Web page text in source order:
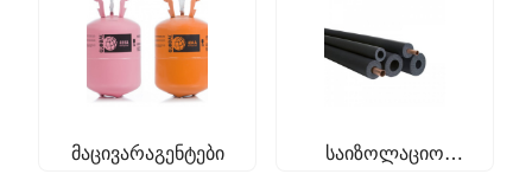
მაცივარაგენტები
საიზოლაციო